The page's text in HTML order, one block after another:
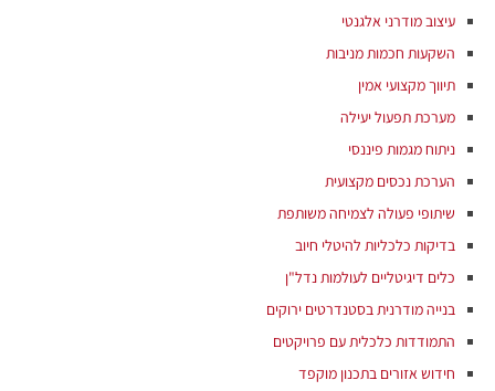
עיצוב מודרני אלגנטי
השקעות חכמות מניבות
תיווך מקצועי אמין
מערכת תפעול יעילה
ניתוח מגמות פיננסי
הערכת נכסים מקצועית
שיתופי פעולה לצמיחה משותפת
בדיקות כלכליות להיטלי חיוב
כלים דיגיטליים לעולמות נדל"ן
בנייה מודרנית בסטנדרטים ירוקים
התמודדות כלכלית עם פרויקטים
חידוש אזורים בתכנון מוקפד